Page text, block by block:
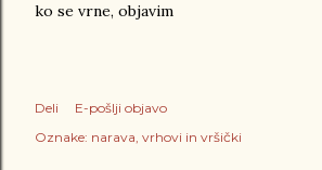
ko se vrne, objavim
Deli
E-pošlji objavo
Oznake: narava vrhovi in vršički